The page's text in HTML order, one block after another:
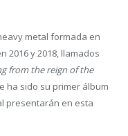
metal formada en
2016 y 2018, llamados
from the reign of the
ha sido su primer álbum
presentarán en esta